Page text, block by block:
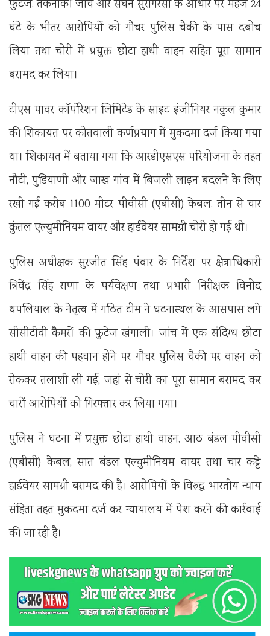
फुटेज, तकनीकी जांच और सघन सुरागरसी के आधार पर महज 24
घंटे के भीतर आरोपियों को गौचर पुलिस चैकी के पास दबोच
लिया तथा चोरी में प्रयुक्त छोटा हाथी वाहन सहित पूरा सामान
बरामद कर लिया।
टीएस पावर कॉर्पोरेशन लिमिटेड के साइट इंजीनियर नकुल कुमार
की शिकायत पर कोतवाली कर्णप्रयाग में मुकदमा दर्ज किया गया
था। शिकायत में बताया गया कि आरडीएसएस परियोजना के तहत
नौटी, पुडियाणी और जाख गांव में बिजली लाइन बदलने के लिए
रखी गई करीब 1100 मीटर पीवीसी (एबीसी) केबल, तीन से चार
कुंतल एल्युमीनियम वायर और हार्डवेयर सामग्री चोरी हो गई थी।
पुलिस अधीक्षक सुरजीत सिंह पंवार के निर्देश पर क्षेत्राधिकारी
त्रिवेंद्र सिंह राणा के पर्यवेक्षण तथा प्रभारी निरीक्षक विनोद
थपलियाल के नेतृत्व में गठित टीम ने घटनास्थल के आसपास लगे
सीसीटीवी कैमरों की फुटेज खंगाली। जांच में एक संदिग्ध छोटा
हाथी वाहन की पहचान होने पर गौचर पुलिस चैकी पर वाहन को
रोककर तलाशी ली गई, जहां से चोरी का पूरा सामान बरामद कर
चारों आरोपियों को गिरफ्तार कर लिया गया।
पुलिस ने घटना में प्रयुक्त छोटा हाथी वाहन, आठ बंडल पीवीसी
(एबीसी) केबल, सात बंडल एल्युमीनियम वायर तथा चार कट्टे
हार्डवेयर सामग्री बरामद की है। आरोपियों के विरुद्ध भारतीय न्याय
संहिता तहत मुकदमा दर्ज कर न्यायालय में पेश करने की कार्रवाई
की जा रही है।